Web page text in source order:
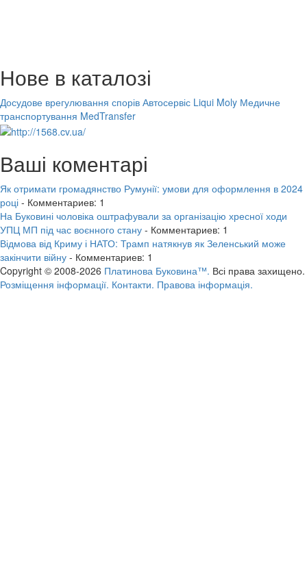
Нове в каталозі
Досудове врегулювання спорів Автосервіс Liqui Moly Медичне
транспортування MedTransfer
Ваші коментарі
Як отримати громадянство Румунії: умови для оформлення в 2024
році - Комментариев: 1
На Буковині чоловіка оштрафували за організацію хресної ходи
УПЦ МП під час воєнного стану - Комментариев: 1
Відмова від Криму і НАТО: Трамп натякнув як Зеленський може
закінчити війну - Комментариев: 1
Copyright © 2008-2026 Платинова Буковина™. Всі права захищено.
Розміщення інформації. Контакти. Правова інформація.